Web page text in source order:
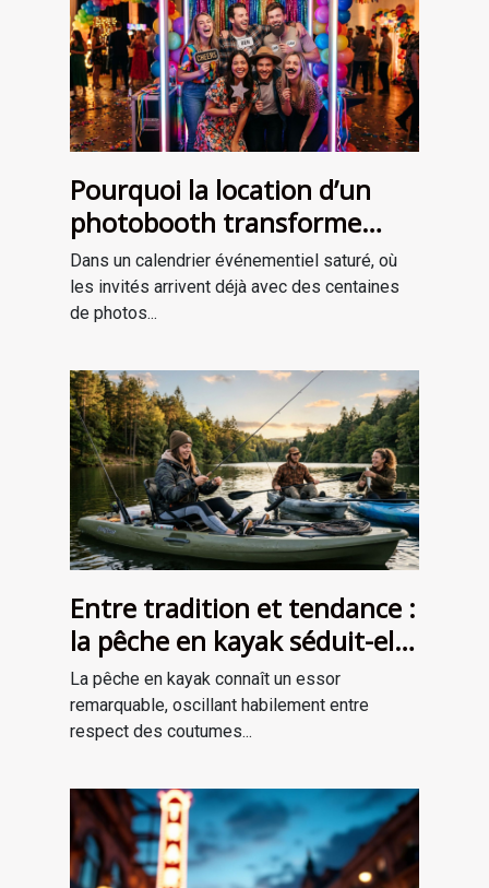
Pourquoi la location d’un
photobooth transforme
l’ambiance de votre
événement
Dans un calendrier événementiel saturé, où
les invités arrivent déjà avec des centaines
de photos...
Entre tradition et tendance :
la pêche en kayak séduit-elle
une nouvelle génération ?
La pêche en kayak connaît un essor
remarquable, oscillant habilement entre
respect des coutumes...